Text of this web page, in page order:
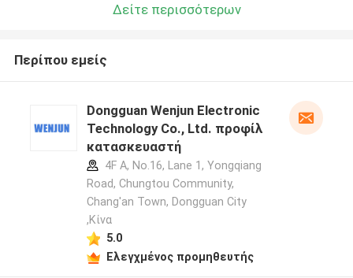
Δείτε περισσότερων
Περίπου εμείς
Dongguan Wenjun Electronic
Technology Co., Ltd. προφίλ
κατασκευαστή
4F A, No.16, Lane 1, Yongqiang
Road, Chungtou Community,
Chang'an Town, Dongguan City
,Κίνα
5.0
Ελεγχμένος προμηθευτής